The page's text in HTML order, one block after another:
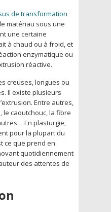
de transformation
matériau sous une
une certaine
à chaud ou à froid, et
enzymatique ou
réactive.
creuses, longues ou
Il existe plusieurs
Entre autres,
le caoutchouc, la fibre
En plasturgie,
pour la plupart du
ce que prend en
quotidiennement
des attentes de